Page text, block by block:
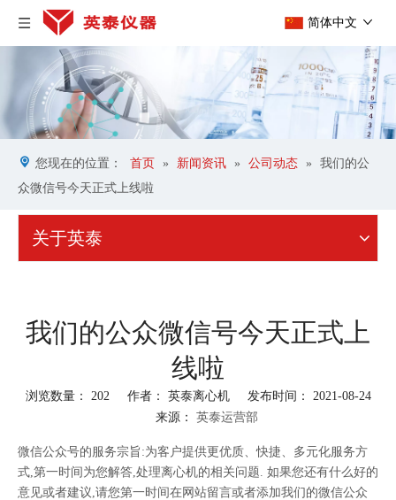
简体中文
您现在的位置： 首页 » 新闻资讯 » 公司动态 »
我们的公
众微信号今天正式上线啦
关于英泰
我们的公众微信号今天正式上
线啦
浏览数量： 202作者： 英泰离心机 发布时间： 2021-08-24
来源： 英泰运营部
["facebook","twitter","line","wechat","linkedin","pinterest","whatsapp"]
微信公众号的服务宗旨:为客户提供更优质、快捷、多元化服务方
式,第一时间为您解答,处理离心机的相关问题. 如果您还有什么好的
意见或者建议,请您第一时间在网站留言或者添加我们的微信公众